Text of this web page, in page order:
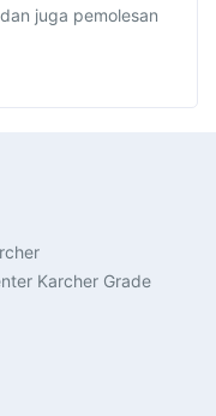
juga pemolesan
Karcher Grade